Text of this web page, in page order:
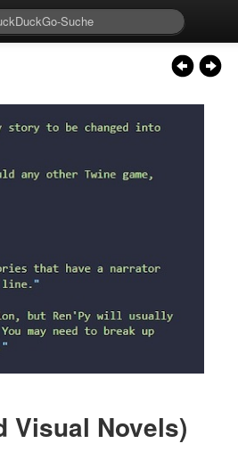
Visual Novels)